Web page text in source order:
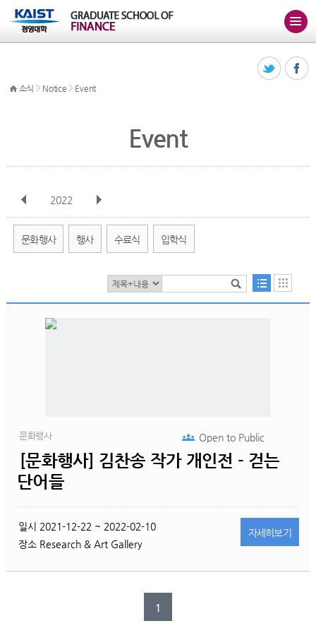
소식 > Notice > Event
Event
2022
전체 1월 2월 4월 5월 6월
문화행사 행사 수료식 입학식
문화행사
[문화행사] 김찬송 작가 개인전 - 걷는
단어들
Open toPublic
일시 2021-12-22 ~ 2022-02-10
장소 Research & Art Gallery
자세히보기
1